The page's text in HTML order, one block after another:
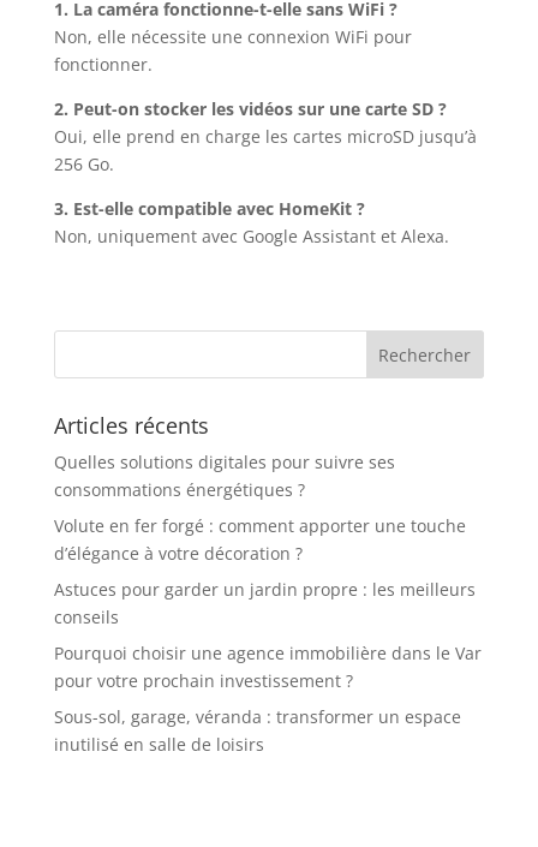
1. La caméra fonctionne-t-elle sans WiFi ?
Non, elle nécessite une connexion WiFi pour
fonctionner.
2. Peut-on stocker les vidéos sur une carte SD ?
Oui, elle prend en charge les cartes microSD jusqu’à
256 Go.
3. Est-elle compatible avec HomeKit ?
Non, uniquement avec Google Assistant et Alexa.
Articles récents
Quelles solutions digitales pour suivre ses
consommations énergétiques ?
Volute en fer forgé : comment apporter une touche
d’élégance à votre décoration ?
Astuces pour garder un jardin propre : les meilleurs
conseils
Pourquoi choisir une agence immobilière dans le Var
pour votre prochain investissement ?
Sous-sol, garage, véranda : transformer un espace
inutilisé en salle de loisirs